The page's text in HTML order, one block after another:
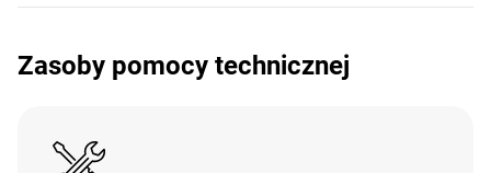
Zasoby pomocy technicznej